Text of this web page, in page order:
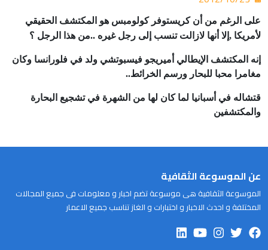
على الرغم من أن كريستوفر كولومبس هو المكتشف الحقيقي
لأمريكا ,إلا أنها لازالت تنسب إلى رجل غيره ..من هذا الرجل ؟
إنه المكتشف الإيطالي أميريجو فيسبوتشي ولد في فلورانسا وكان
مغامرا محبا للبحار ورسم الخرائط..
قتشاله في أسبانيا لما كان لها من الشهرة في تشجيع البحارة
والمكتشفين
عن الموسوعة الثقافية
الموسوعة الثقافية هى موسوعة تضم اخبار و معلومات فى جميع المجالات
المختلفة و احدث الاخبار و اختبارات و الغاز تناسب جميع الاعمار